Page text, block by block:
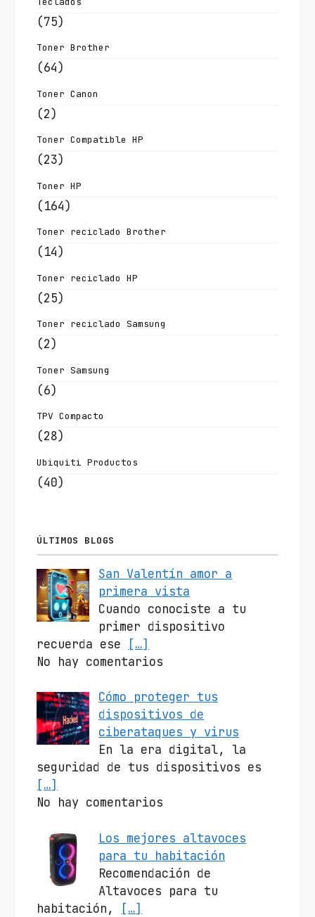
(75)
Toner Brother
(64)
Toner Canon
(2)
Toner Compatible HP
(23)
Toner HP
(164)
Toner reciclado Brother
(14)
Toner reciclado HP
(25)
Toner reciclado Samsung
(2)
Toner Samsung
(6)
TPV Compacto
(28)
Ubiquiti Productos
(40)
ÚLTIMOS BLOGS
San Valentín amor a
primera vista
Cuando conociste a tu
primer dispositivo
recuerda ese
[…]
No hay comentarios
Cómo proteger tus
dispositivos de
ciberataques y virus
En la era digital, la
seguridad de tus dispositivos es
[…]
No hay comentarios
Los mejores altavoces
para tu habitación
Recomendación de
Altavoces para tu
habitación,
[…]